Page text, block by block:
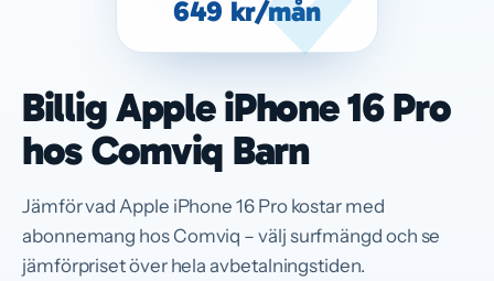
Billig Apple iPhone 16 Pro
hos Comviq Barn
Jämför vad Apple iPhone 16 Pro kostar med
abonnemang hos Comviq – välj surfmängd och se
jämförpriset över hela avbetalningstiden.
649 kr/mån